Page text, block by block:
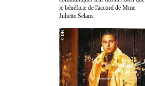
je bénéficie de l'accord de Mme
Juliette Selam.